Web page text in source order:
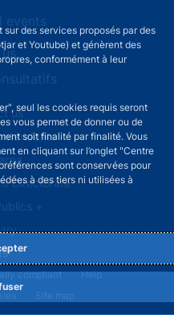
sur des services proposés par des
et Youtube) et génèrent des
conformément à leur
seul les cookies requis seront
vous permet de donner ou de
soit finalité par finalité. Vous
en cliquant sur l’onglet "Centre
sont conservées pour
à des tiers ni utilisées à
events
us
Directorate
+
compliant
Help
Site map